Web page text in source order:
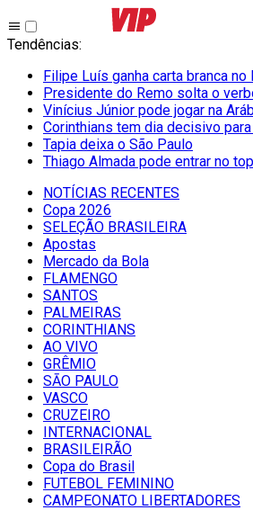
Tendências:
Filipe Luís ganha carta branca no
Presidente do Remo solta o
Vinícius Júnior pode jogar na
Corinthians tem dia decisivo para
Tapia deixa o São Paulo
Thiago Almada pode entrar no
NOTÍCIAS RECENTES
Copa 2026
SELEÇÃO BRASILEIRA
Apostas
Mercado da Bola
FLAMENGO
SANTOS
PALMEIRAS
CORINTHIANS
AO VIVO
GRÊMIO
SĀO PAULO
VASCO
CRUZEIRO
INTERNACIONAL
BRASILEIRÃO
Copa do Brasil
FUTEBOL FEMININO
CAMPEONATO LIBERTADORES